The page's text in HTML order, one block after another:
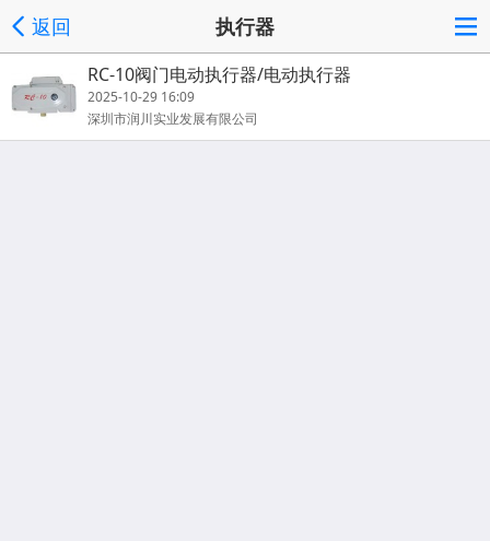
返回 执行器
RC-10阀门电动执行器/电动执行器
2025-10-29 16:09
深圳市润川实业发展有限公司